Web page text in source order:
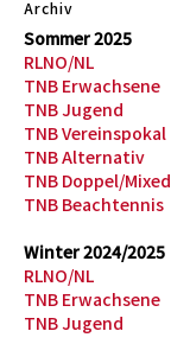
Archiv
Sommer 2025
RLNO/NL
TNB Erwachsene
TNB Jugend
TNB Vereinspokal
TNB Alternativ
TNB Doppel/Mixed
TNB Beachtennis
Winter 2024/2025
RLNO/NL
TNB Erwachsene
TNB Jugend